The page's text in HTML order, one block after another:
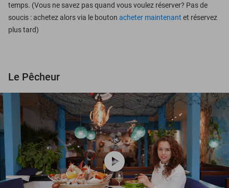
temps. (Vous ne savez pas quand vous voulez réserver? Pas de
soucis : achetez alors via le bouton acheter maintenant et réservez
plus tard)
Le Pêcheur
play_circle